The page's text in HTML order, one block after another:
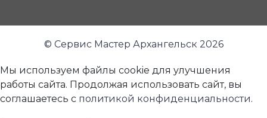
© Сервис Мастер Архангельск 2026
Мы используем файлы cookie для улучшения
работы сайта. Продолжая использовать сайт, вы
соглашаетесь с политикой конфиденциальности.